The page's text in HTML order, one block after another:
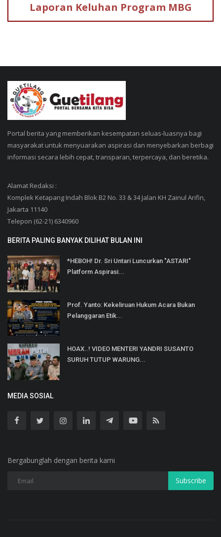
Laporan Keluhan Program MBG
Portal berita yang memberikan kesempatan seluas-luasnya bagi
masyarakat untuk menyuarakan aspirasi dan menyebarkan berbagi
informasi secara lebih cepat, transparan, terpercaya, dan beretika.
Alamat Redaksi :
Komplek Ketapang Indah Blok B2 No. 33 & 34 Jalan KH Zainul Arifin,
Jakarta 11140
Telepon (62-21) 6340960
BERITA PALING BANYAK DILIHAT BULAN INI
*HEBOH! Dr. Sri Untari Luncurkan "ASTARI"
Platform Aspirasi...
Prof. Yanto: Kekeliruan Hukum Acara Bukan
Pelanggaran Etik...
HOAX..! VIDEO MENTERI YANDRI SUSANTO
SURUH TUTUP WARUNG...
MEDIA SOSIAL
Bergabunglah dengan berita kami
Subscribe